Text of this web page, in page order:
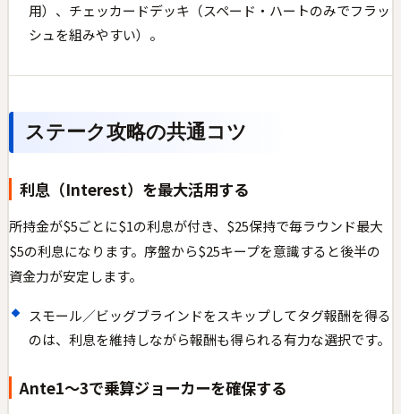
用）、チェッカードデッキ（スペード・ハートのみでフラッ
シュを組みやすい）。
ステーク攻略の共通コツ
利息（Interest）を最大活用する
所持金が$5ごとに$1の利息が付き、$25保持で毎ラウンド最大
$5の利息になります。序盤から$25キープを意識すると後半の
資金力が安定します。
スモール／ビッグブラインドをスキップしてタグ報酬を得る
のは、利息を維持しながら報酬も得られる有力な選択です。
Ante1〜3で乗算ジョーカーを確保する